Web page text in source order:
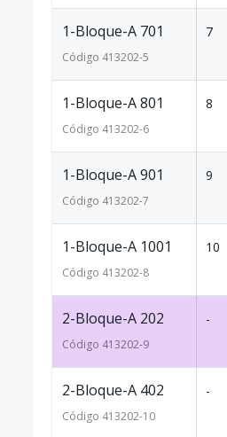
1-Bloque-A 701
Código 413202-5
7
1-Bloque-A 801
Código 413202-6
8
1-Bloque-A 901
Código 413202-7
9
1-Bloque-A 1001
Código 413202-8
10
2-Bloque-A 202
Código 413202-9
-
2-Bloque-A 402
Código 413202-10
-